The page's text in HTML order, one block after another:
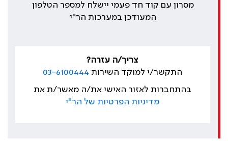
מסרון עם קוד חד פעמי יישלח למספר הטלפון
המעודכן במערכות הר"י
צריך/ה עזרה?
התקשר/י למוקד השירות 03-6100444
בהתחברות לאזור האישי את/ה מאשר/ת את
מדיניות הפרטיות של הר"י